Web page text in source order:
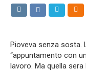
Pioveva senza sosta.
“appuntamento con
lavoro. Ma quella